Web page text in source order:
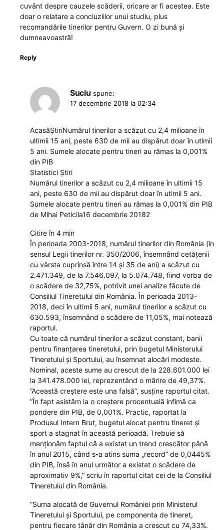
cuvânt despre cauzele scăderii, oricare ar fi acestea. Este
doar o relatare a concluziilor unui studiu, plus
recomandările tinerilor pentru Guvern. O zi bună și
dumneavoastră!
Reply
Suciu spune:
17 decembrie 2018 la 02:34
AcasăȘtiriNumărul tinerilor a scăzut cu 2,4 milioane în
ultimii 15 ani, peste 630 de mii au dispărut doar în utimii
5 ani. Sumele alocate pentru tineri au rămas la 0,001%
din PIB
Statistici Știri
Numărul tinerilor a scăzut cu 2,4 milioane în ultimii 15
ani, peste 630 de mii au dispărut doar în utimii 5 ani.
Sumele alocate pentru tineri au rămas la 0,001% din PIB
de Mihai Peticila16 decembrie 20182
Citire în 4 min
În perioada 2003-2018, numărul tinerilor din România (în
sensul Legii tinerilor nr. 350/2006, însemnând cetățenii
cu vârsta cuprinsă între 14 și 35 de ani) a scăzut cu
2.471.349, de la 7.546.097, la 5.074.748, fiind vorba de
o scădere de 32,75%, potrivit unei analize făcute de
Consiliul Tineretului din România. În perioada 2013-
2018, deci în ultimii 5 ani, numărul tinerilor a scăzut cu
630.593, însemnând o scădere de 11,05%, mai notează
raportul.
Cu toate că numărul tinerilor a scăzut constant, banii
pentru finanțarea tineretului, prin bugetul Ministerului
Tineretului și Sportului, au însemnat alocări modeste.
Nominal, aceste sume au crescut de la 228.601.000 lei
la 341.478.000 lei, reprezentând o mărire de 49,37%.
”Această creștere este una falsă”, susține raportul citat.
”În fapt asistăm la o creștere procentuală infimă ca
pondere din PIB, de 0,001%. Practic, raportat la
Produsul Intern Brut, bugetul alocat pentru tineret și
sport a stagnat în această perioadă. Trebuie să
menționăm faptul că a existat un trend crescător până
în anul 2015, când s-a atins suma „record” de 0,0445%
din PIB, însă în anul următor a existat o scădere de
aproximativ 9%,” scriu în raportul citat cei de la Consiliul
Tineretului din România.
”Suma alocată de Guvernul României prin Ministerul
Tineretului și Sportului, pe componenta de tineret,
pentru fiecare tânăr din România a crescut cu 74,33%.